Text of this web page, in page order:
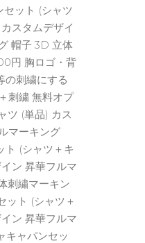
ット (シャツ
スタムデザイ
帽子 3D 立体
円 胸ロゴ・背
の刺繍にする
刺繍 無料オプ
ツ (単品) カス
マーキング
ト (シャツ＋キ
ン 昇華フルマ
刺繍マーキン
ット (シャツ＋
ン 昇華フルマ
キャパンセッ